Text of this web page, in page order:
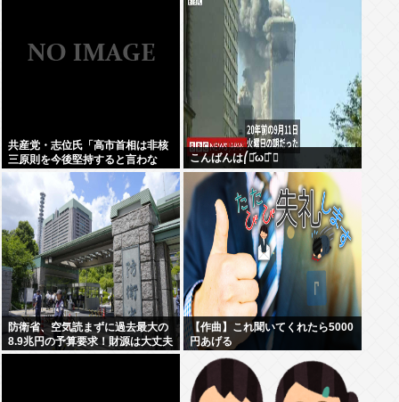
共産党・志位氏「高市首相は非核
三原則を今後堅持すると言わな
い！」
こんばんは⎛・᷄ω・᷅ ⎞
防衛省、空気読まずに過去最大の
8.9兆円の予算要求！財源は大丈夫
か？！
【作曲】これ聞いてくれたら5000
円あげる